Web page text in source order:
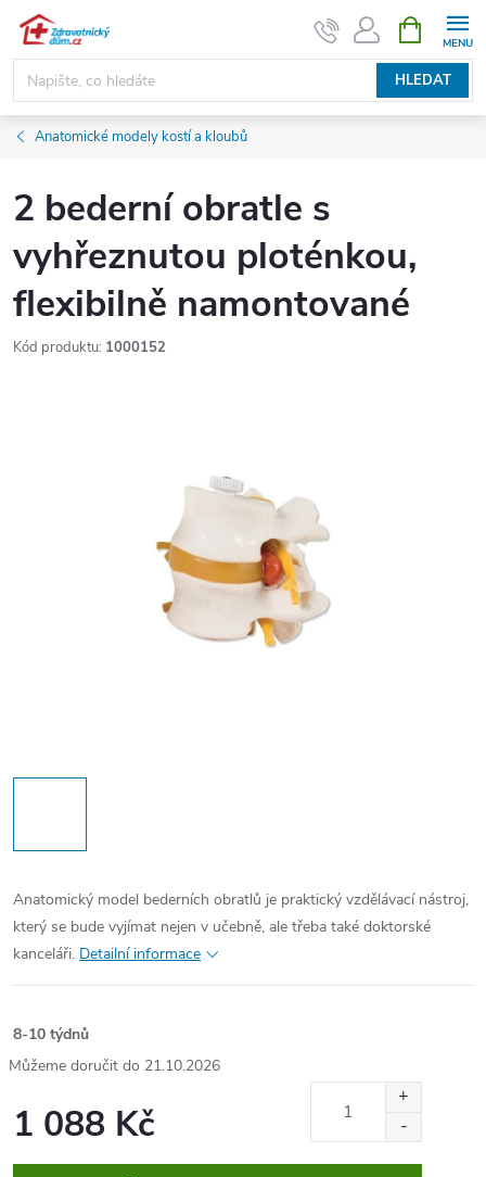
Přejít
obsah
HLEDAT
NÁKUPNÍ
KOŠÍK
Anatomické modely kostí a kloubů
2 bederní obratle s
vyhřeznutou ploténkou,
flexibilně namontované
Kód produktu: 1000152
Anatomický model bederních obratlů je praktický vzdělávací nástroj,
který se bude vyjímat nejen v učebně, ale třeba také doktorské
kanceláři. Detailní informace
8-10 týdnů
21.10.2026
1 088 Kč